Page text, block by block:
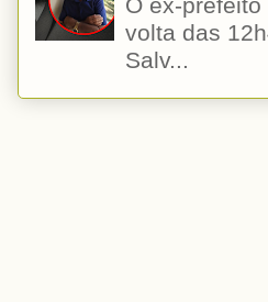
O ex-
volta das
Salv...